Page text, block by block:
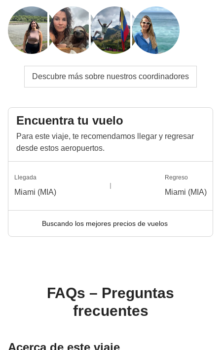
Descubre más sobre nuestros coordinadores
Encuentra tu vuelo
Para este viaje, te recomendamos llegar y regresar
desde estos aeropuertos.
Llegada
Miami (MIA)
Regreso
Miami (MIA)
Buscando los mejores precios de vuelos
FAQs – Preguntas
frecuentes
Acerca de este viaje